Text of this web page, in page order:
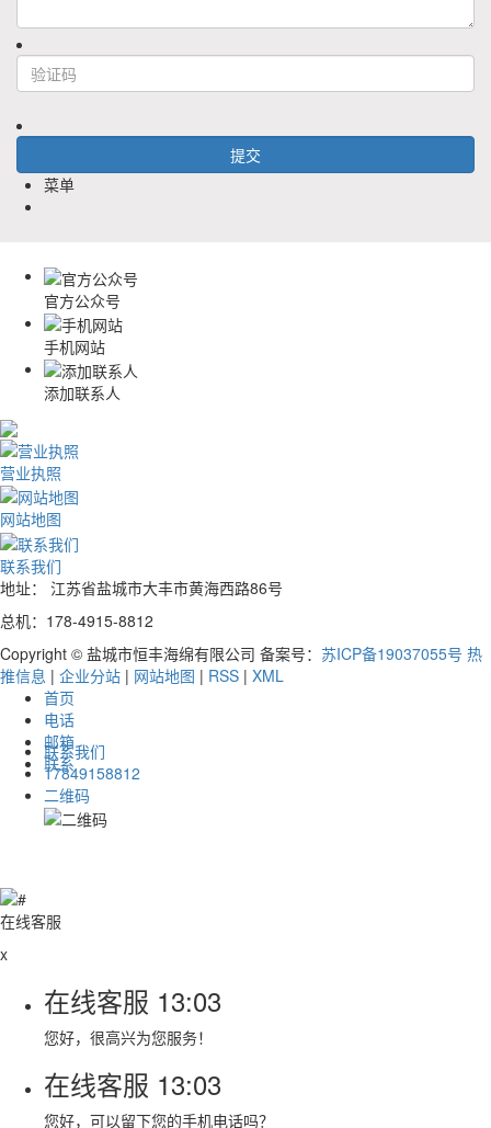
菜单
官方公众号
手机网站
添加联系人
营业执照
网站地图
联系我们
地址： 江苏省盐城市大丰市黄海西路86号
总机：178-4915-8812
Copyright © 盐城市恒丰海绵有限公司 备案号： 苏ICP备19037055号 热
推信息 | 企业分站 | 网站地图 | RSS | XML
首页
电话
邮箱
联系
联系我们
17849158812
二维码
在线客服
x
在线客服 13:03
您好，很高兴为您服务！
在线客服 13:03
您好，可以留下您的手机电话吗？